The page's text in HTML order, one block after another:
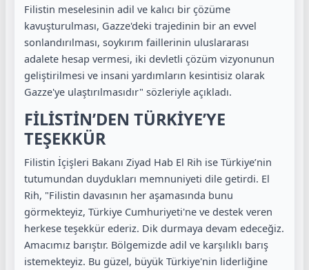
Filistin meselesinin adil ve kalıcı bir çözüme
kavuşturulması, Gazze'deki trajedinin bir an evvel
sonlandırılması, soykırım faillerinin uluslararası
adalete hesap vermesi, iki devletli çözüm vizyonunun
geliştirilmesi ve insani yardımların kesintisiz olarak
Gazze'ye ulaştırılmasıdır" sözleriyle açıkladı.
FİLİSTİN’DEN TÜRKİYE’YE
TEŞEKKÜR
Filistin İçişleri Bakanı Ziyad Hab El Rih ise Türkiye’nin
tutumundan duydukları memnuniyeti dile getirdi. El
Rih, "Filistin davasının her aşamasında bunu
görmekteyiz, Türkiye Cumhuriyeti'ne ve destek veren
herkese teşekkür ederiz. Dik durmaya devam edeceğiz.
Amacımız barıştır. Bölgemizde adil ve karşılıklı barış
istemekteyiz. Bu güzel, büyük Türkiye'nin liderliğine